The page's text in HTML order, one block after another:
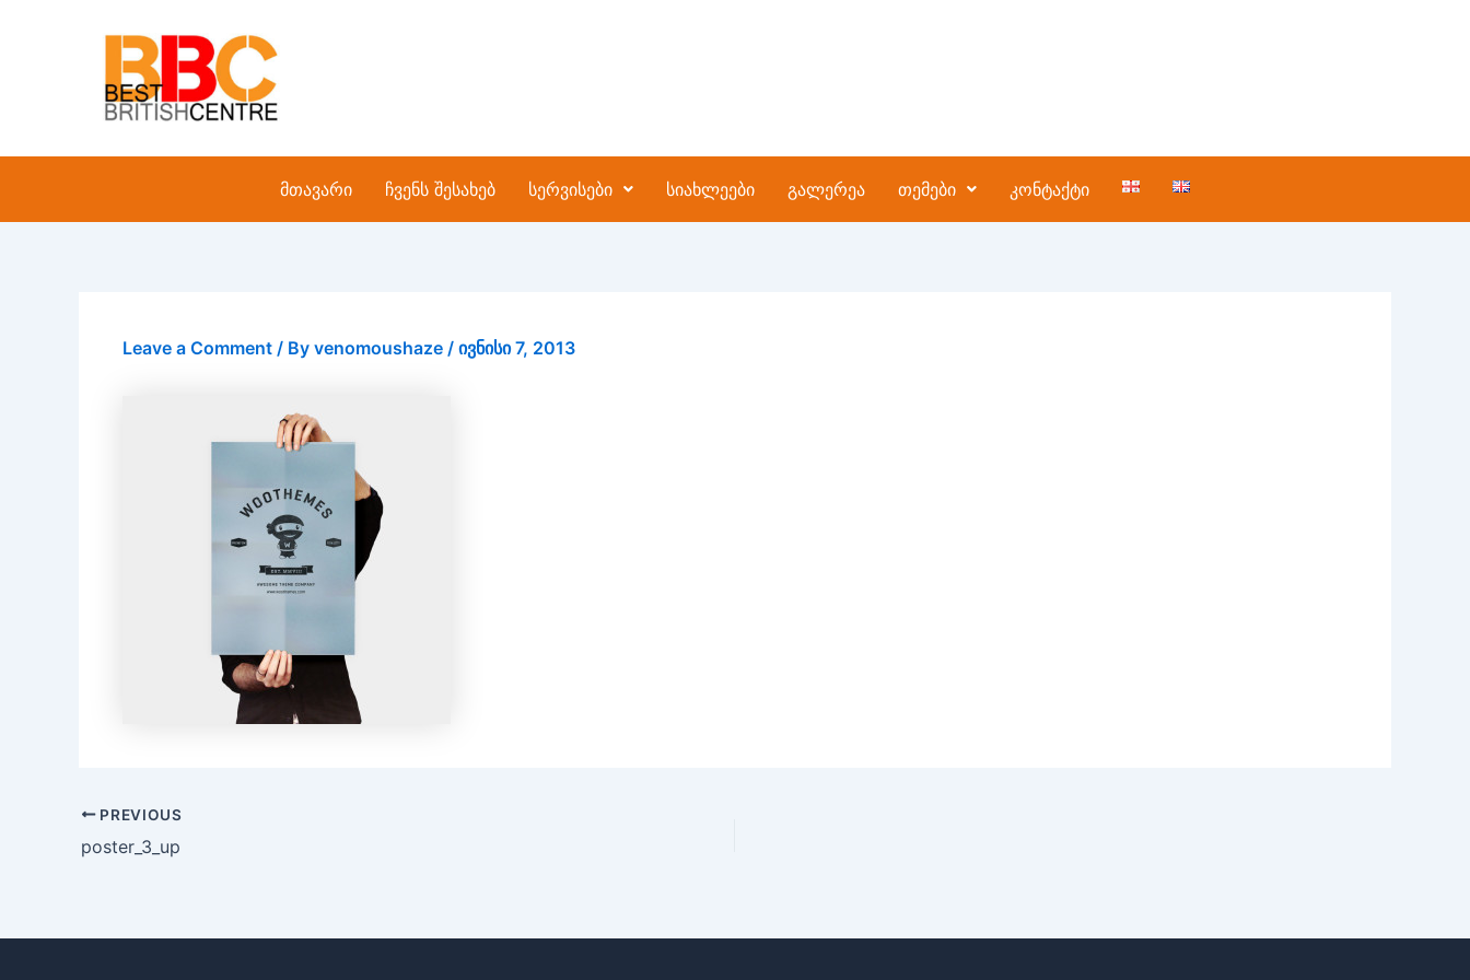
მთავარი ჩვენს შესახებ სერვისები სიახლეები გალერეა თემები კონტაქტი
Leave a Comment / By venomoushaze / ივნისი 7, 2013
PREVIOUS
poster_3_up